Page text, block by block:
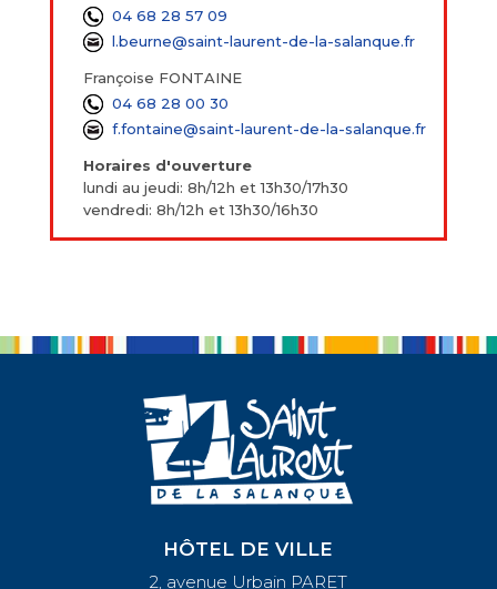
04 68 28 57 09
l.beurne@saint-laurent-de-la-salanque.fr
Françoise FONTAINE
04 68 28 00 30
f.fontaine@saint-laurent-de-la-salanque.fr
Horaires d'ouverture
lundi au jeudi: 8h/12h et 13h30/17h30
vendredi: 8h/12h et 13h30/16h30
HÔTEL DE VILLE
2, avenue Urbain PARET